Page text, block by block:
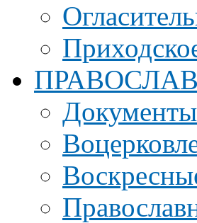
Документы